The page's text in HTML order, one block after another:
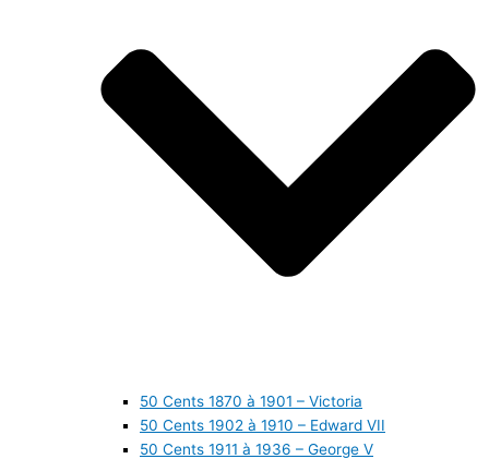
50 Cents 1870 à 1901 – Victoria
50 Cents 1902 à 1910 – Edward VII
50 Cents 1911 à 1936 – George V